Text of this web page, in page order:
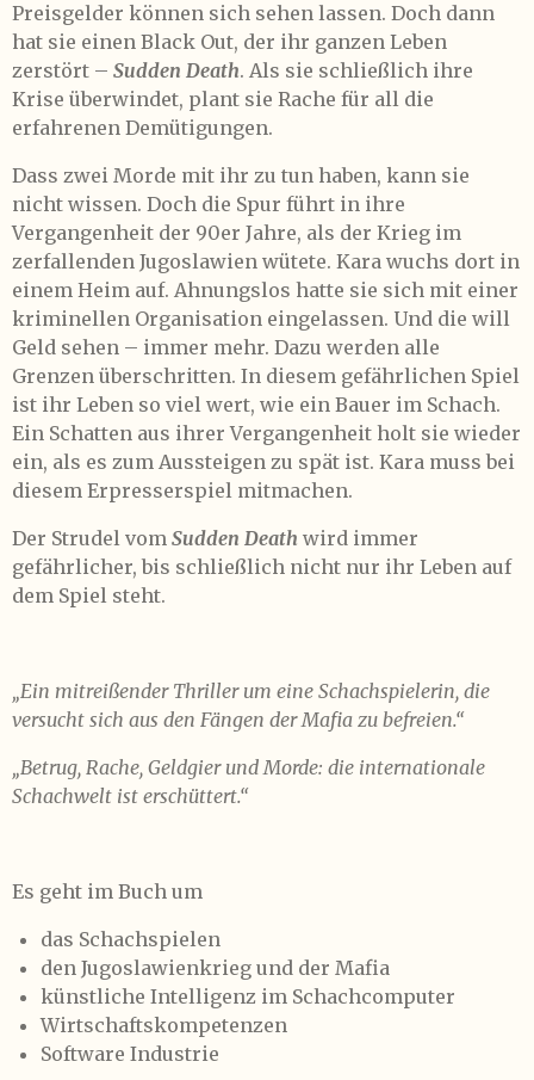
Preisgelder können sich sehen lassen. Doch dann
hat sie einen Black Out, der ihr ganzen Leben
zerstört – Sudden Death. Als sie schließlich ihre
Krise überwindet, plant sie Rache für all die
erfahrenen Demütigungen.
Dass zwei Morde mit ihr zu tun haben, kann sie
nicht wissen. Doch die Spur führt in ihre
Vergangenheit der 90er Jahre, als der Krieg im
zerfallenden Jugoslawien wütete. Kara wuchs dort in
einem Heim auf. Ahnungslos hatte sie sich mit einer
kriminellen Organisation eingelassen. Und die will
Geld sehen – immer mehr. Dazu werden alle
Grenzen überschritten. In diesem gefährlichen Spiel
ist ihr Leben so viel wert, wie ein Bauer im Schach.
Ein Schatten aus ihrer Vergangenheit holt sie wieder
ein, als es zum Aussteigen zu spät ist. Kara muss bei
diesem Erpresserspiel mitmachen.
Der Strudel vom Sudden Death wird immer
gefährlicher, bis schließlich nicht nur ihr Leben auf
dem Spiel steht.
„Ein mitreißender Thriller um eine Schachspielerin, die
versucht sich aus den Fängen der Mafia zu befreien.“
„Betrug, Rache, Geldgier und Morde: die internationale
Schachwelt ist erschüttert.“
Es geht im Buch um
das Schachspielen
den Jugoslawienkrieg und der Mafia
künstliche Intelligenz im Schachcomputer
Wirtschaftskompetenzen
Software Industrie